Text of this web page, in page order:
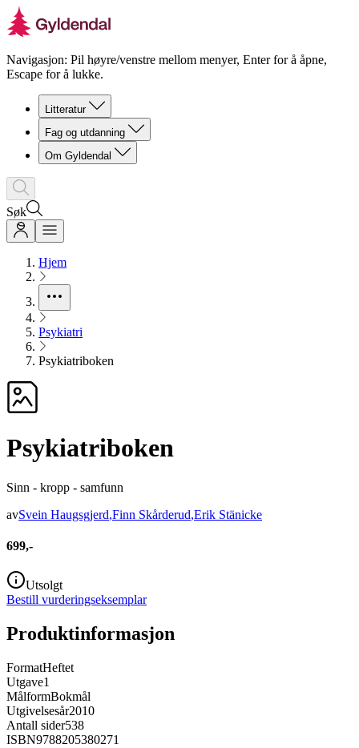
Navigasjon: Pil høyre/venstre mellom menyer, Enter for å åpne,
Escape for å lukke.
Litteratur
Fag og utdanning
Om Gyldendal
Søk
Hjem
Psykiatri
Psykiatriboken
Psykiatriboken
Sinn - kropp - samfunn
avSvein Haugsgjerd,Finn Skårderud,Erik Stänicke
699,-
Utsolgt
Bestill vurderingseksemplar
Produktinformasjon
FormatHeftet
Utgave1
MålformBokmål
Utgivelsesår2010
Antall sider538
ISBN9788205380271